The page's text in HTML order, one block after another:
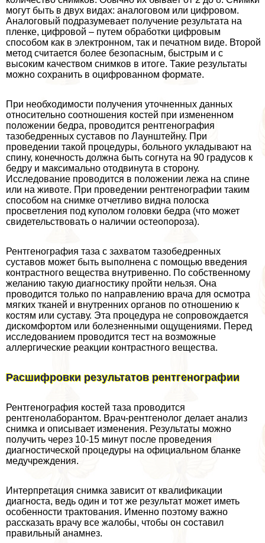
могут быть в двух видах: аналоговом или цифровом.
Аналоговый подразумевает получение результата на
пленке, цифровой – путем обработки цифровым
способом как в электронном, так и печатном виде. Второй
метод считается более безопасным, быстрым и с
высоким качеством снимков в итоге. Такие результаты
можно сохранить в оцифрованном формате.
При необходимости получения уточненных данных
относительно соотношения костей при измененном
положении бедра, проводится рентгенография
тазобедренных суставов по Лаунштейну. При
проведении такой процедуры, больного укладывают на
спину, конечность должна быть согнута на 90 градусов к
бедру и максимально отодвинута в сторону.
Исследование проводится в положении лежа на спине
или на животе. При проведении рентгенографии таким
способом на снимке отчетливо видна полоска
просветления под куполом головки бедра (что может
свидетельствовать о наличии остеопороза).
Рентгенография таза с захватом тазобедренных
суставов может быть выполнена с помощью введения
контрастного вещества внутривенно. По собственному
желанию такую диагностику пройти нельзя. Она
проводится только по направлению врача для осмотра
мягких тканей и внутренних органов по отношению к
костям или суставу. Эта процедypa не сопровождается
дискомфортом или болезненными ощущениями. Перед
исследованием проводится тест на возможные
аллергические реакции контрастного вещества.
Расшифровки результатов рентгенографии
Рентгенография костей таза проводится
рентгенолаборантом. Врач-рентгенолог делает анализ
снимка и описывает изменения. Результаты можно
получить через 10-15 минут после проведения
диагностической процедуры на официальном бланке
медучреждения.
Интерпретация снимка зависит от квалификации
диагноста, ведь один и тот же результат может иметь
особенности тpaктования. Именно поэтому важно
рассказать врачу все жалобы, чтобы он составил
правильный анамнез.